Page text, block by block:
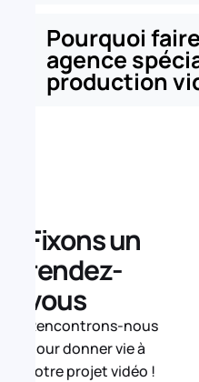
Pourquoi
agence
production
Fixons un
rendez-
vous
Rencontrons-nous
pour donner vie à
votre projet vidéo !